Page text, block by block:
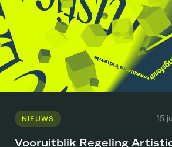
NIEUWS 15
Vooruitblik Regeling